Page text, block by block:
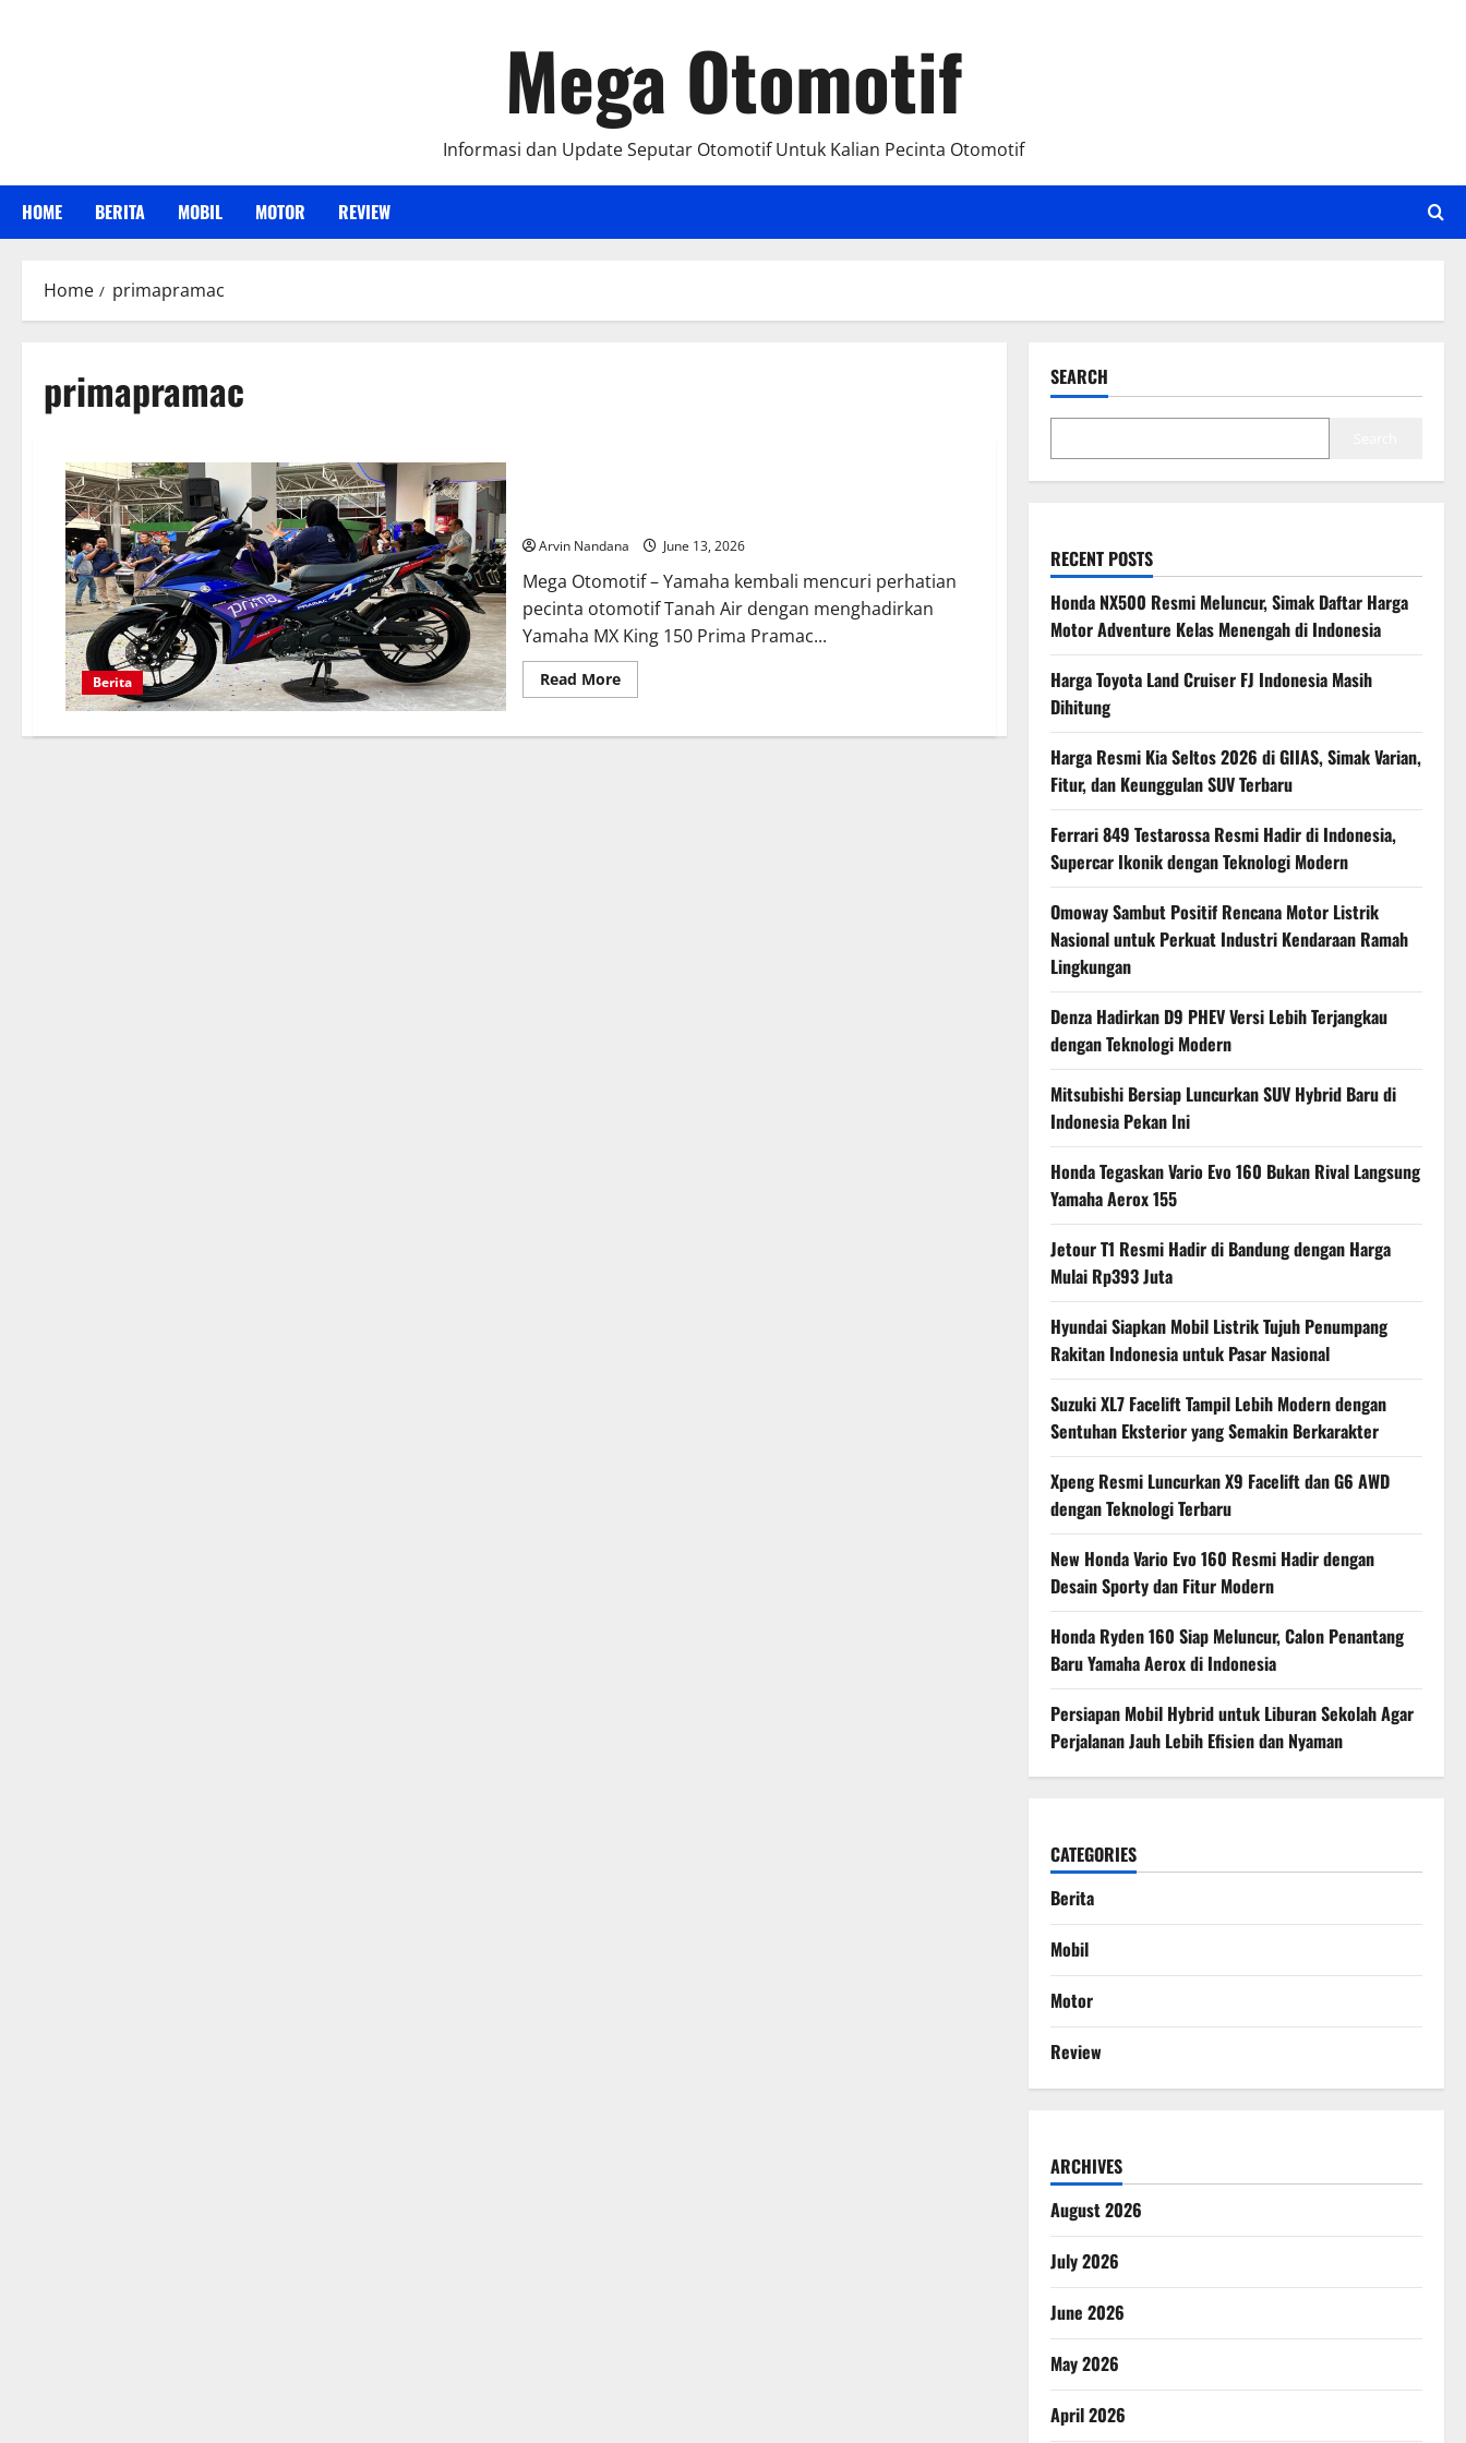
Mega Otomotif
Informasi dan Update Seputar Otomotif Untuk Kalian Pecinta Otomotif
HOME BERITA MOBIL MOTOR REVIEW
Home primapramac
primapramac
Berita
Arvin Nandana June 13, 2026
Mega Otomotif – Yamaha kembali mencuri perhatian
pecinta otomotif Tanah Air dengan menghadirkan
Yamaha MX King 150 Prima Pramac...
Read MoreRead
more
MX
SEARCH
RECENT POSTS
Honda NX500 Resmi Meluncur, Simak Daftar Harga
Motor Adventure Kelas Menengah di Indonesia
Harga Toyota Land Cruiser FJ Indonesia Masih
Dihitung
Harga Resmi Kia Seltos 2026 di GIIAS, Simak Varian,
Fitur, dan Keunggulan SUV Terbaru
Ferrari 849 Testarossa Resmi Hadir di Indonesia,
Supercar Ikonik dengan Teknologi Modern
Omoway Sambut Positif Rencana Motor Listrik
Nasional untuk Perkuat Industri Kendaraan Ramah
Lingkungan
Denza Hadirkan D9 PHEV Versi Lebih Terjangkau
dengan Teknologi Modern
Mitsubishi Bersiap Luncurkan SUV Hybrid Baru di
Indonesia Pekan Ini
Honda Tegaskan Vario Evo 160 Bukan Rival Langsung
Yamaha Aerox 155
Jetour T1 Resmi Hadir di Bandung dengan Harga
Mulai Rp393 Juta
Hyundai Siapkan Mobil Listrik Tujuh Penumpang
Rakitan Indonesia untuk Pasar Nasional
Suzuki XL7 Facelift Tampil Lebih Modern dengan
Sentuhan Eksterior yang Semakin Berkarakter
Xpeng Resmi Luncurkan X9 Facelift dan G6 AWD
dengan Teknologi Terbaru
New Honda Vario Evo 160 Resmi Hadir dengan
Desain Sporty dan Fitur Modern
Honda Ryden 160 Siap Meluncur, Calon Penantang
Baru Yamaha Aerox di Indonesia
Persiapan Mobil Hybrid untuk Liburan Sekolah Agar
Perjalanan Jauh Lebih Efisien dan Nyaman
CATEGORIES
Berita
Mobil
Motor
Review
ARCHIVES
August 2026
July 2026
June 2026
May 2026
April 2026